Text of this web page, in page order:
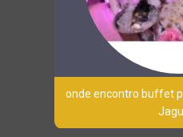
onde encontro buffet